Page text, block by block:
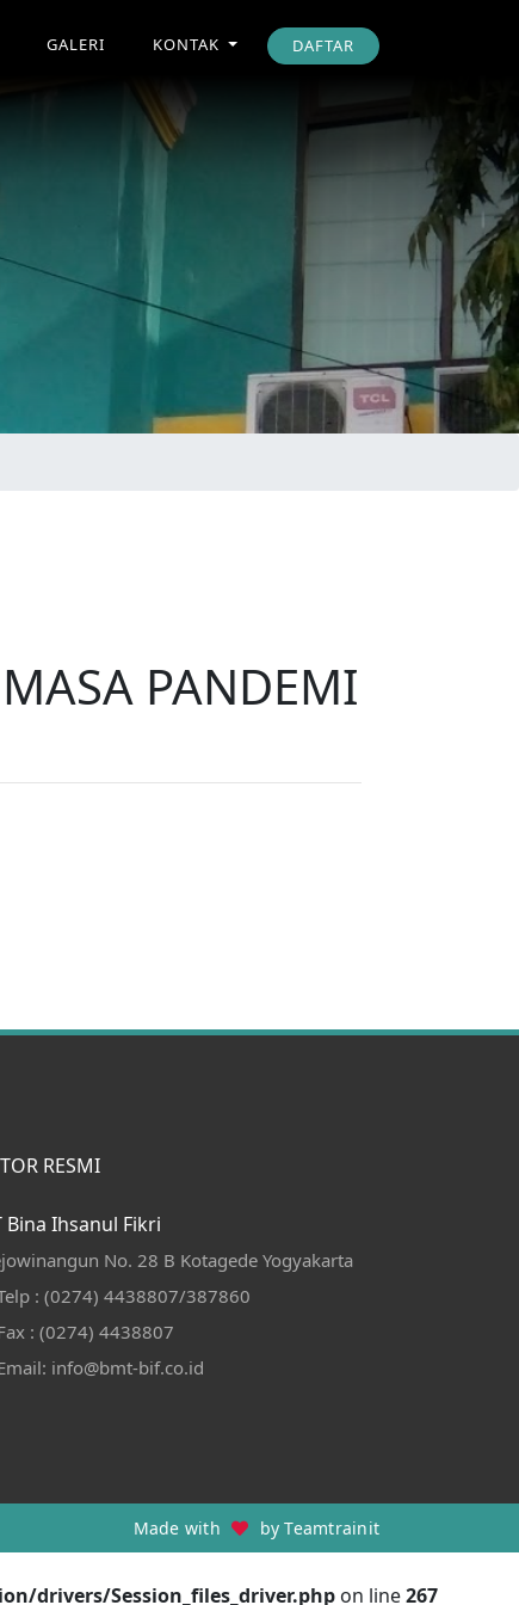
GALERI KONTAK DAFTAR
PANDEMI
RESMI
Bina Ihsanul Fikri
No. 28 B Kotagede Yogyakarta
: (0274) 4438807/387860
: (0274) 4438807
info@bmt-bif.co.id
Made with byTeamtrainit
drivers/Session_files_driver.php on line267